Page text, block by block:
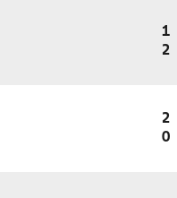
1
2
2
0